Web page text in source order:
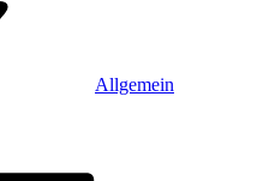
Allgemein